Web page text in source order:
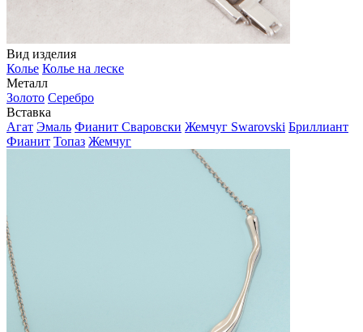
Вид изделия
Колье Колье на леске
Металл
Золото Серебро
Вставка
Агат Эмаль Фианит Сваровски Жемчуг Swarovski Бриллиант
Фианит Топаз Жемчуг